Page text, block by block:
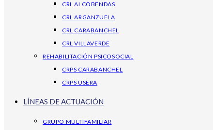
CRL ALCOBENDAS
CRL ARGANZUELA
CRL CARABANCHEL
CRL VILLAVERDE
REHABILITACIÓN PSICOSOCIAL
CRPS CARABANCHEL
CRPS USERA
LÍNEAS DE ACTUACIÓN
GRUPO MULTIFAMILIAR